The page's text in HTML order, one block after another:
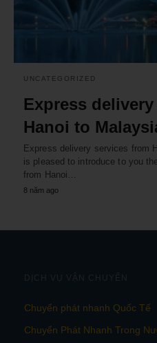
UNCATEGORIZED
Express
Hanoi to
Express delivery services from
is pleased to introduce to you
from Hanoi…
8 năm ago
DỊCH VỤ VẬN CHUYỂN
Chuyển phát nhanh Quốc Tế
Chuyển Phát Nhanh Trong